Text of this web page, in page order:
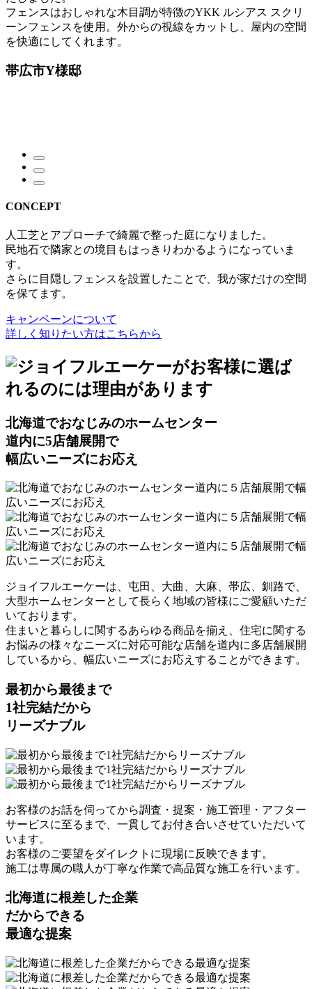
フェンスはおしゃれな木目調が特徴のYKK ルシアス スクリ
ーンフェンスを使用。外からの視線をカットし、屋内の空間
を快適にしてくれます。
帯広市Y様邸
CONCEPT
人工芝とアプローチで綺麗で整った庭になりました。
民地石で隣家との境目もはっきりわかるようになっていま
す。
さらに目隠しフェンスを設置したことで、我が家だけの空間
を保てます。
キャンペーンについて
詳しく知りたい方はこちらから
北海道でおなじみのホームセンター
道内に5店舗展開で
幅広いニーズにお応え
ジョイフルエーケーは、屯田、大曲、大麻、帯広、釧路で、
大型ホームセンターとして長らく地域の皆様にご愛顧いただ
いております。
住まいと暮らしに関するあらゆる商品を揃え、住宅に関する
お悩みの様々なニーズに対応可能な店舗を道内に多店舗展開
しているから、幅広いニーズにお応えすることができます。
最初から最後まで
1社完結だから
リーズナブル
お客様のお話を伺ってから調査・提案・施工管理・アフター
サービスに至るまで、一貫してお付き合いさせていただいて
います。
お客様のご要望をダイレクトに現場に反映できます。
施工は専属の職人が丁寧な作業で高品質な施工を行います。
北海道に根差した企業
だからできる
最適な提案